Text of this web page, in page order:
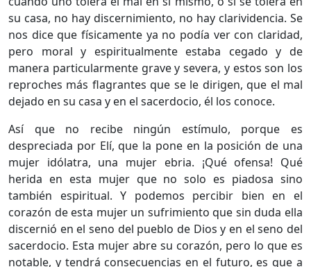
su casa, no hay discernimiento, no hay clarividencia. Se
nos dice que físicamente ya no podía ver con claridad,
pero moral y espiritualmente estaba cegado y de
manera particularmente grave y severa, y estos son los
reproches más flagrantes que se le dirigen, que el mal
dejado en su casa y en el sacerdocio, él los conoce.
Así que no recibe ningún estímulo, porque es
despreciada por Elí, que la pone en la posición de una
mujer idólatra, una mujer ebria. ¡Qué ofensa! Qué
herida en esta mujer que no solo es piadosa sino
también espiritual. Y podemos percibir bien en el
corazón de esta mujer un sufrimiento que sin duda ella
discernió en el seno del pueblo de Dios y en el seno del
sacerdocio. Esta mujer abre su corazón, pero lo que es
notable, y tendrá consecuencias en el futuro, es que a